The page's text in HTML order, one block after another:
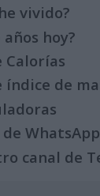
vivido?
hoy?
Calorías
índice de
WhatsApp
canal de